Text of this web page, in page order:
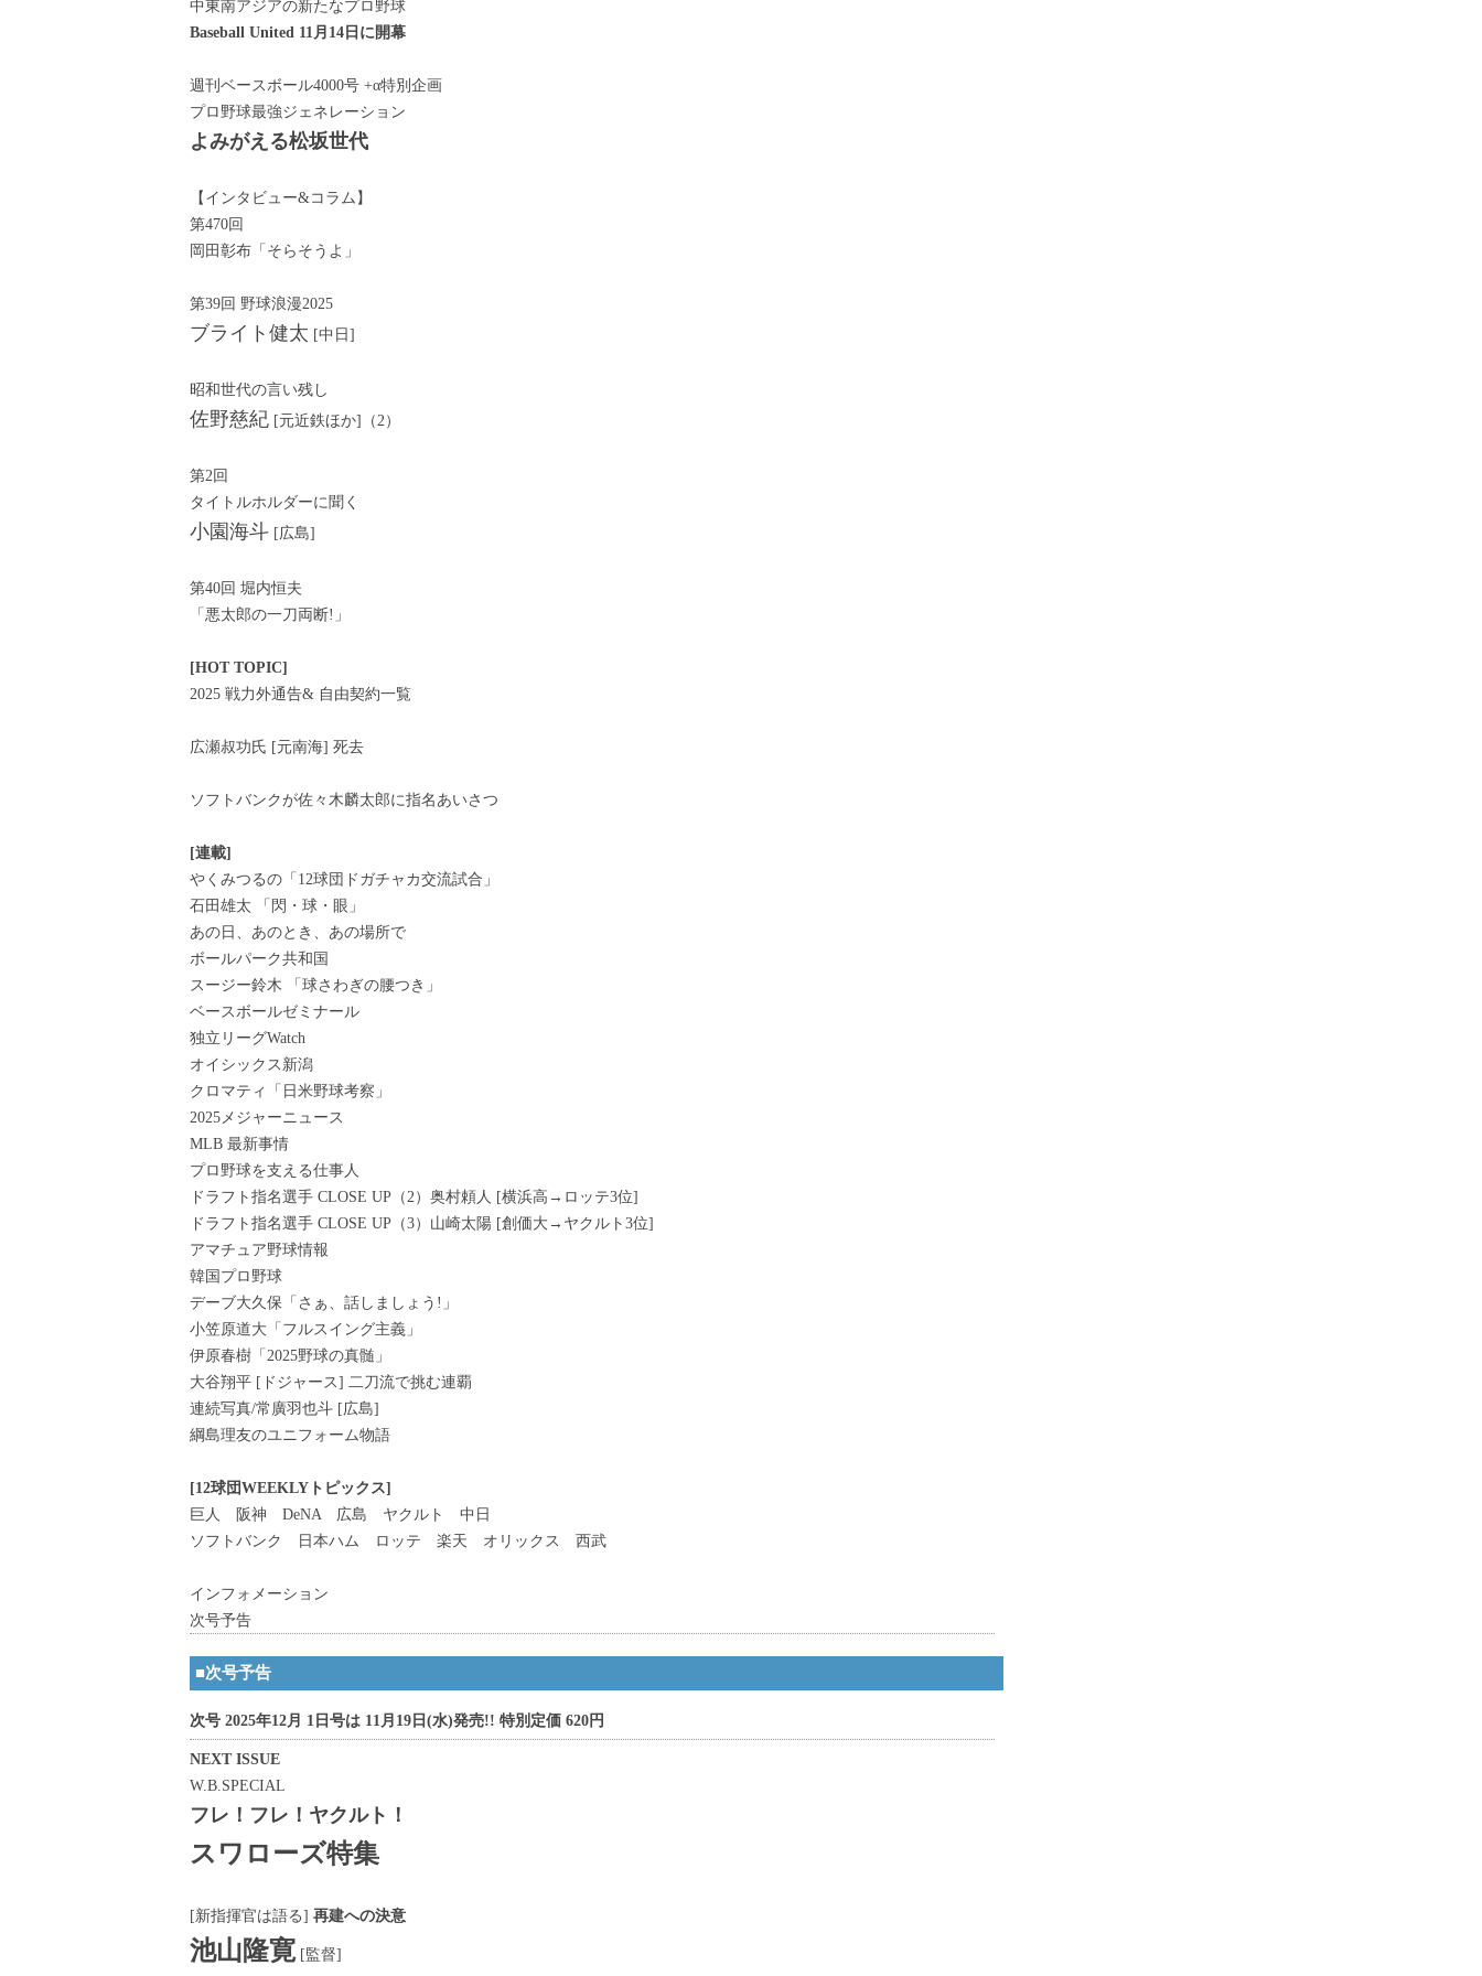
中東南アジアの新たなプロ野球
Baseball United 11月14日に開幕
週刊ベースボール4000号 +α特別企画
プロ野球最強ジェネレーション
よみがえる松坂世代
【インタビュー&コラム】
第470回
岡田彰布「そらそうよ」
第39回 野球浪漫2025
ブライト健太 [中日]
昭和世代の言い残し
佐野慈紀 [元近鉄ほか]（2）
第2回
タイトルホルダーに聞く
小園海斗 [広島]
第40回 堀内恒夫
「悪太郎の一刀両断!」
[HOT TOPIC]
2025 戦力外通告& 自由契約一覧
広瀬叔功氏 [元南海] 死去
ソフトバンクが佐々木麟太郎に指名あいさつ
[連載]
やくみつるの「12球団ドガチャカ交流試合」
石田雄太 「閃・球・眼」
あの日、あのとき、あの場所で
ボールパーク共和国
スージー鈴木 「球さわぎの腰つき」
ベースボールゼミナール
独立リーグWatch
オイシックス新潟
クロマティ「日米野球考察」
2025メジャーニュース
MLB 最新事情
プロ野球を支える仕事人
ドラフト指名選手 CLOSE UP（2）奥村頼人 [横浜高→ロッテ3位]
ドラフト指名選手 CLOSE UP（3）山崎太陽 [創価大→ヤクルト3位]
アマチュア野球情報
韓国プロ野球
デーブ大久保「さぁ、話しましょう!」
小笠原道大「フルスイング主義」
伊原春樹「2025野球の真髄」
大谷翔平 [ドジャース] 二刀流で挑む連覇
連続写真/常廣羽也斗 [広島]
綱島理友のユニフォーム物語
[12球団WEEKLYトピックス]
巨人 阪神 DeNA 広島 ヤクルト 中日
ソフトバンク 日本ハム ロッテ 楽天 オリックス 西武
インフォメーション
次号予告
■次号予告
次号 2025年12月 1日号は 11月19日(水)発売!! 特別定価 620円
NEXT ISSUE
W.B.SPECIAL
フレ！フレ！ヤクルト！
スワローズ特集
[新指揮官は語る] 再建への決意
池山隆寛[監督]